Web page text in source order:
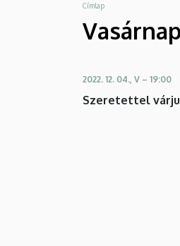
Zeneművészeti
Morzsa
Címlap
2022. 12. 04., V – 19:00
Szeretettel